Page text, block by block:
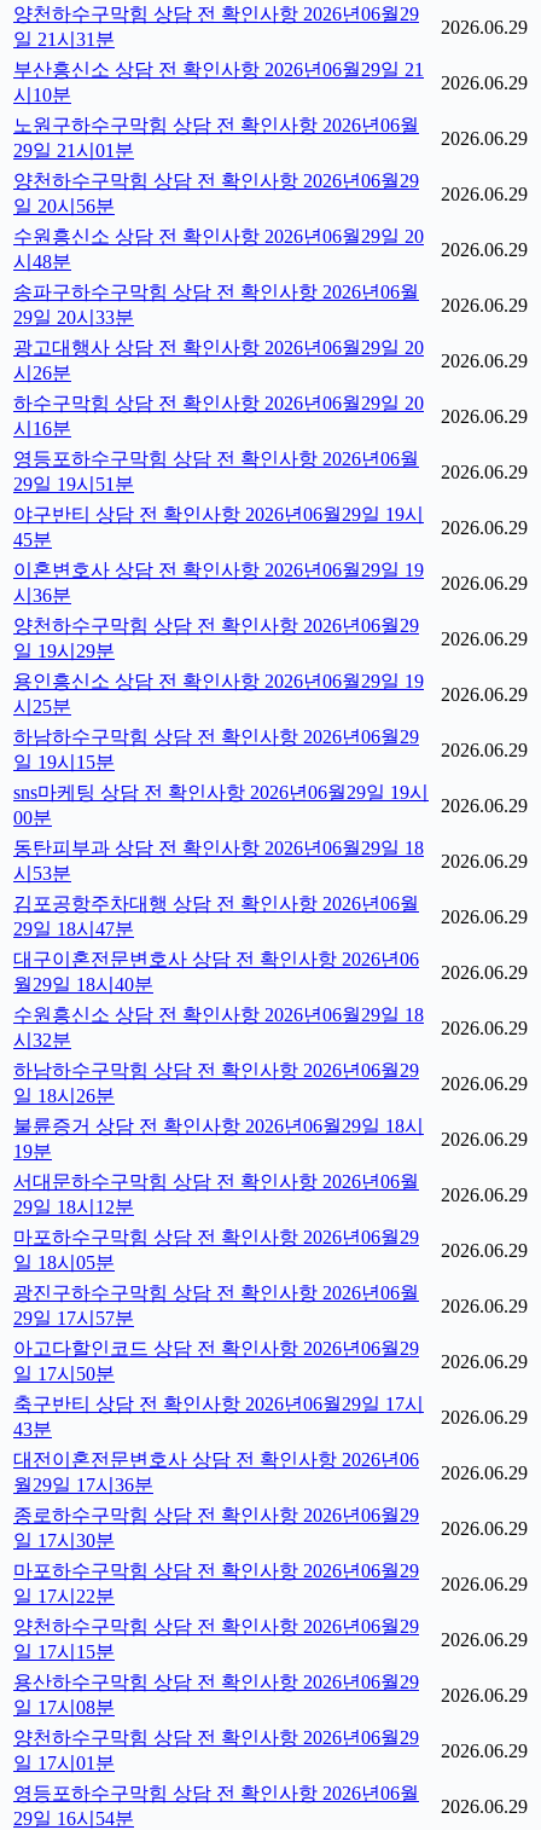
양천하수구막힘 상담 전 확인사항 2026년06월29
일 21시31분
2026.06.29
부산흥신소 상담 전 확인사항 2026년06월29일 21
시10분
2026.06.29
노원구하수구막힘 상담 전 확인사항 2026년06월
29일 21시01분
2026.06.29
양천하수구막힘 상담 전 확인사항 2026년06월29
일 20시56분
2026.06.29
수원흥신소 상담 전 확인사항 2026년06월29일 20
시48분
2026.06.29
송파구하수구막힘 상담 전 확인사항 2026년06월
29일 20시33분
2026.06.29
광고대행사 상담 전 확인사항 2026년06월29일 20
시26분
2026.06.29
하수구막힘 상담 전 확인사항 2026년06월29일 20
시16분
2026.06.29
영등포하수구막힘 상담 전 확인사항 2026년06월
29일 19시51분
2026.06.29
야구반티 상담 전 확인사항 2026년06월29일 19시
45분
2026.06.29
이혼변호사 상담 전 확인사항 2026년06월29일 19
시36분
2026.06.29
양천하수구막힘 상담 전 확인사항 2026년06월29
일 19시29분
2026.06.29
용인흥신소 상담 전 확인사항 2026년06월29일 19
시25분
2026.06.29
하남하수구막힘 상담 전 확인사항 2026년06월29
일 19시15분
2026.06.29
sns마케팅 상담 전 확인사항 2026년06월29일 19시
00분
2026.06.29
동탄피부과 상담 전 확인사항 2026년06월29일 18
시53분
2026.06.29
김포공항주차대행 상담 전 확인사항 2026년06월
29일 18시47분
2026.06.29
대구이혼전문변호사 상담 전 확인사항 2026년06
월29일 18시40분
2026.06.29
수원흥신소 상담 전 확인사항 2026년06월29일 18
시32분
2026.06.29
하남하수구막힘 상담 전 확인사항 2026년06월29
일 18시26분
2026.06.29
불륜증거 상담 전 확인사항 2026년06월29일 18시
19분
2026.06.29
서대문하수구막힘 상담 전 확인사항 2026년06월
29일 18시12분
2026.06.29
마포하수구막힘 상담 전 확인사항 2026년06월29
일 18시05분
2026.06.29
광진구하수구막힘 상담 전 확인사항 2026년06월
29일 17시57분
2026.06.29
아고다할인코드 상담 전 확인사항 2026년06월29
일 17시50분
2026.06.29
축구반티 상담 전 확인사항 2026년06월29일 17시
43분
2026.06.29
대전이혼전문변호사 상담 전 확인사항 2026년06
월29일 17시36분
2026.06.29
종로하수구막힘 상담 전 확인사항 2026년06월29
일 17시30분
2026.06.29
마포하수구막힘 상담 전 확인사항 2026년06월29
일 17시22분
2026.06.29
양천하수구막힘 상담 전 확인사항 2026년06월29
일 17시15분
2026.06.29
용산하수구막힘 상담 전 확인사항 2026년06월29
일 17시08분
2026.06.29
양천하수구막힘 상담 전 확인사항 2026년06월29
일 17시01분
2026.06.29
영등포하수구막힘 상담 전 확인사항 2026년06월
29일 16시54분
2026.06.29